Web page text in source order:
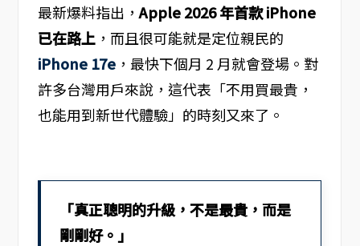
最新爆料指出，Apple 2026 年首款 iPhone
已在路上，而且很可能就是定位親民的
iPhone 17e，最快下個月 2 月就會登場。對
許多台灣用戶來說，這代表「不用買最貴，
也能用到新世代體驗」的時刻又來了。
「真正聰明的升級，不是最貴，而是
剛剛好。」